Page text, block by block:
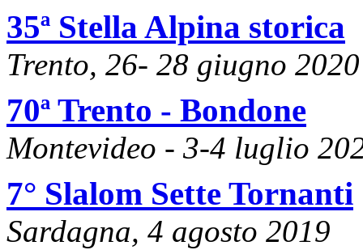
35ª Stella Alpina storica
Trento, 26- 28 giugno 2020
70ª Trento - Bondone
Montevideo - 3-4 luglio
7° Slalom Sette Tornanti
Sardagna, 4 agosto 2019